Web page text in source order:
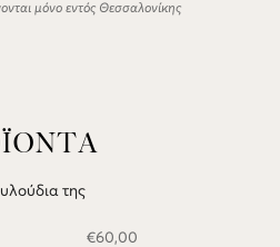
μόνο εντός Θεσσαλονίκης
€60,00